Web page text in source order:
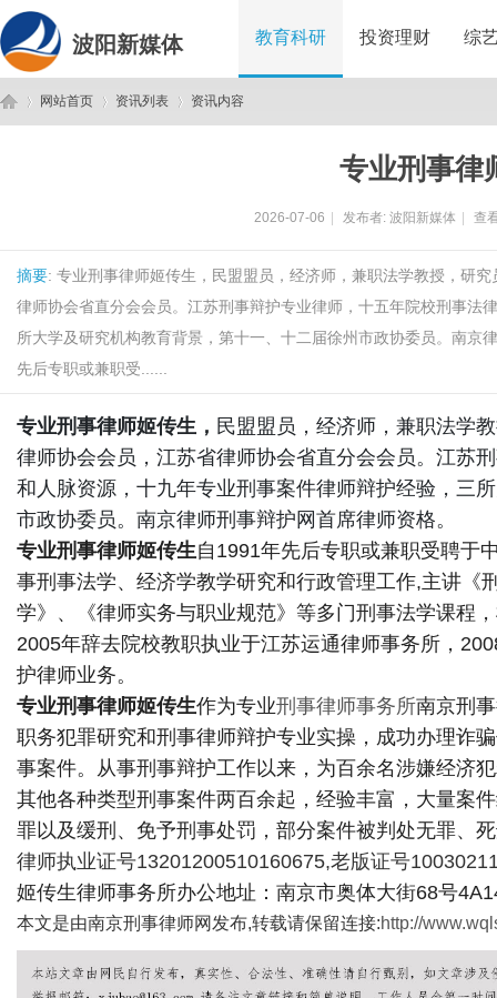
波阳新媒体 教育科研 投资理财 综
网站首页 资讯列表 资讯内容
专业刑事律
2026-07-06 发布者: 波阳新媒体 查
摘要: 专业刑事律师姬传生，民盟盟员，经济师，兼职法学教授，研
律师协会省直分会会员。江苏刑事辩护专业律师，十五年院校刑事法
所大学及研究机构教育背景，第十一、十二届徐州市政协委员。南京
先后专职或兼职受......
专业刑事律师姬传生， 民盟盟员，经济师，兼职法学
律师协会会员，江苏省律师协会省直分会会员。江苏
和人脉资源，十九年专业刑事案件律师辩护经验，三
市政协委员。南京律师刑事辩护网首席律师资格。
专业刑事律师姬传生自1991年先后专职或兼职受聘于
事刑事法学、经济学教学研究和行政管理工作,主讲《
学》、《律师实务与职业规范》等多门刑事法学课程
2005年辞去院校教职执业于江苏运通律师事务所，
护律师业务。
专业刑事律师姬传生作为专业刑事律师事务所南京刑
职务犯罪研究和刑事律师辩护专业实操，成功办理诈
事案件。从事刑事辩护工作以来，为百余名涉嫌经济
其他各种类型刑事案件两百余起，经验丰富，大量案
罪以及缓刑、免予刑事处罚，部分案件被判处无罪、
律师执业证号13201200510160675,老版证号
姬传生律师事务所办公地址：南京市奥体大街68号
本文是由南京刑事律师网发布,转载请保留连接:http://